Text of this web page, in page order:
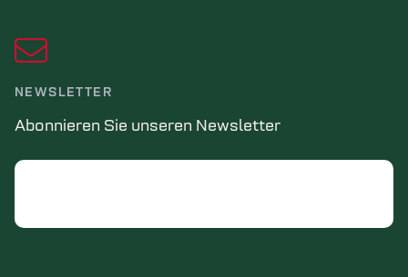
NEWSLETTER
Abonnieren Sie unseren Newsletter
Email